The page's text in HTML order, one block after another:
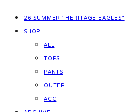
26 SUMMER "HERITAGE EAGLES"
SHOP
ALL
TOPS
PANTS
OUTER
ACC